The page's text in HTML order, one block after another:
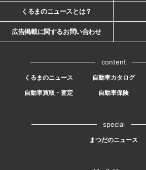
くるまのニュースとは？
広告掲載に関するお問い合わせ
content
くるまのニュース 自動車カタログ
自動車買取・査定
自動車保険
special
まつだのニュース